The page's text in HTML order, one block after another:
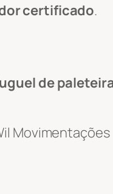
certificado.
de
Movimentações